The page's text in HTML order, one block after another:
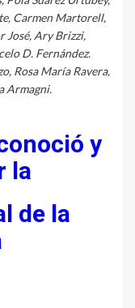
Carmen Martorell,
José, Ary Brizzi,
D. Fernández.
Rosa María Ravera,
Armagni.
y
la
de la